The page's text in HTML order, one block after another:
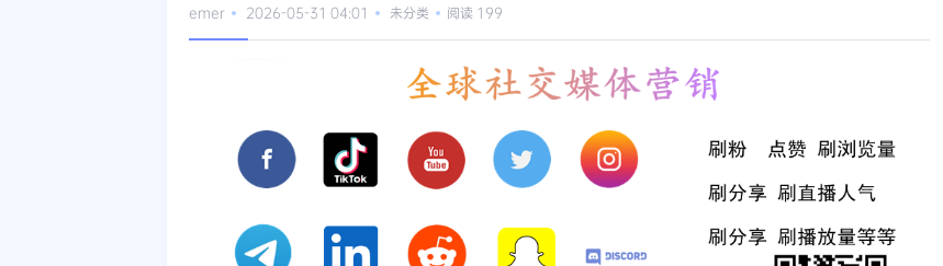
emer 2026-05-31 04:01 未分类 阅读 199